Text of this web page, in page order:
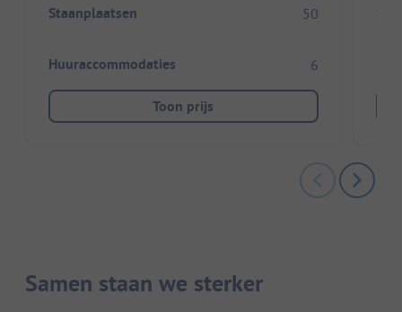
Staanplaatsen 50
Huuraccommodaties 6
Toon prijs
Samen staan we sterker